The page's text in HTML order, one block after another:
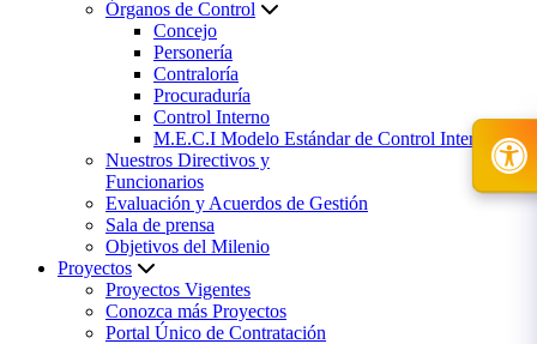
Órganos de Control
Concejo
Personería
Contraloría
Procuraduría
Control Interno
M.E.C.I Modelo Estándar de Control Interno
Nuestros Directivos y
Funcionarios
Evaluación y Acuerdos de Gestión
Sala de prensa
Objetivos del Milenio
Proyectos
Proyectos Vigentes
Conozca más Proyectos
Portal Único de Contratación